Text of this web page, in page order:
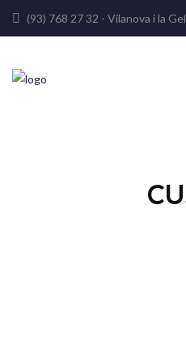
(93) 768 27 32 - Vilanova i la